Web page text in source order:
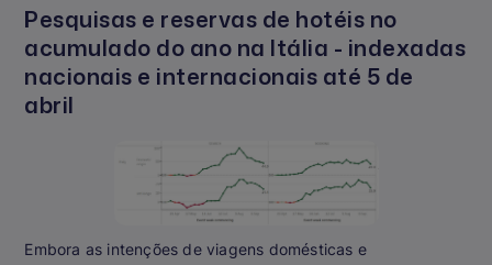
Pesquisas e reservas de hotéis no
acumulado do ano na Itália - indexadas
nacionais e internacionais até 5 de
abril
Embora as intenções de viagens domésticas e